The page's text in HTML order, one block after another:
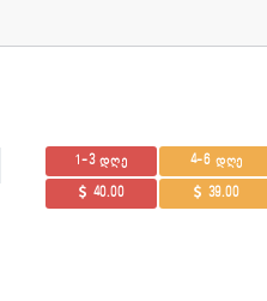
1-3 დღე 4-6 დღე
40.00 39.00